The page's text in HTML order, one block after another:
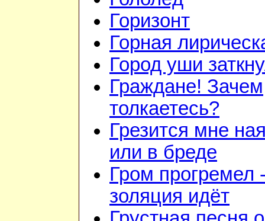
Горизонт
Горная
Город уши
Граждане! Зачем
толкаетесь?
Грезится мне
или в бреде
Гром прогремел
золяция идёт